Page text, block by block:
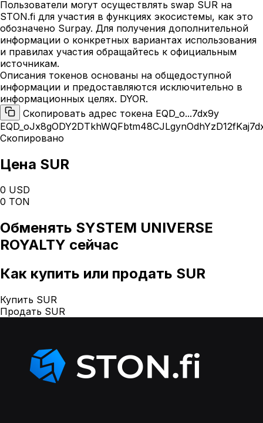
Пользователи могут осуществлять swap SUR на
STON.fi для участия в функциях экосистемы, как это
обозначено Surpay. Для получения дополнительной
информации о конкретных вариантах использования
и правилах участия обращайтесь к официальным
источникам.
Описания токенов основаны на общедоступной
информации и предоставляются исключительно в
информационных целях. DYOR.
Скопировать адрес токена EQD_o...7dx9y
Скопировано
Цена SUR
0 USD
0 TON
Обменять SYSTEM UNIVERSE
ROYALTY сейчас
Как купить или продать SUR
Купить SUR
Продать SUR